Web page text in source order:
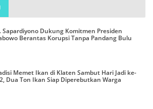
Sapardiyono Dukung Komitmen Presiden
Berantas Korupsi Tanpa Pandang Bulu
Memet Ikan di Klaten Sambut Hari Jadi ke-
Dua Ton Ikan Siap Diperebutkan Warga